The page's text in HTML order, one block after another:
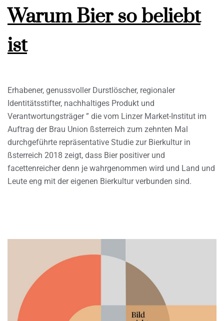
Warum Bier so beliebt
ist
Erhabener, genussvoller Durstlöscher, regionaler
Identitätsstifter, nachhaltiges Produkt und
Verantwortungsträger ” die vom Linzer Market-Institut im
Auftrag der Brau Union ßsterreich zum zehnten Mal
durchgeführte repräsentative Studie zur Bierkultur in
ßsterreich 2018 zeigt, dass Bier positiver und
facettenreicher denn je wahrgenommen wird und Land und
Leute eng mit der eigenen Bierkultur verbunden sind.